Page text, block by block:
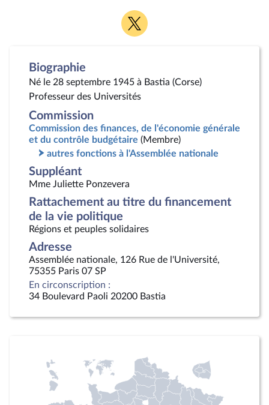
Voir
la
Biographie
Né le 28 septembre 1945 à Bastia (Corse)
Professeur des Universités
Commission
Commission des finances, de l'économie générale
et du contrôle budgétaire (Membre)
autres fonctions à l'Assemblée nationale
Suppléant
Mme Juliette Ponzevera
Rattachement au titre du financement
de la vie politique
Régions et peuples solidaires
Adresse
Assemblée nationale, 126 Rue de l'Université,
75355 Paris 07 SP
En circonscription :
34 Boulevard Paoli 20200 Bastia